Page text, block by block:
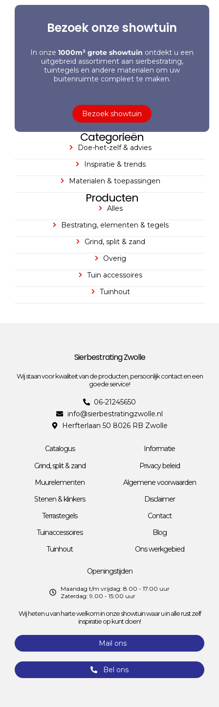
Bezoek onze showtuin
In onze 1000m² grote showtuin ontdekt u een
uitgebreid assortiment aan sierbestrating,
tuintegels en andere materialen om uw
buitenruimte compleet te maken.
Bezoek showtuin
Categorieën
Doe-het-zelf & advies
Inspiratie & trends
Materialen & toepassingen
Producten
Alles
Bestrating, elementen & tegels
Grind, split & zand
Overig
Tuin accessoires
Tuinhout
Sierbestrating Zwolle
Wij staan voor kwaliteit van de producten, persoonlijk contact en een
goede service!
06-21245650
info@sierbestratingzwolle.nl
Herfterlaan 50 8026 RB Zwolle
Catalogus
Grind, split & zand
Muurelementen
Stenen & klinkers
Terrastegels
Tuinaccessoires
Tuinhout
Informatie
Privacy beleid
Algemene voorwaarden
Disclaimer
Contact
Blog
Ons werkgebied
Openingstijden
Maandag t/m vrijdag: 8.00 - 17.00 uur
Zaterdag: 9.00 - 15:00 uur
Wij heten u van harte welkom in onze showtuin waar u in alle rust zelf
inspiratie op kunt doen!
Mail ons
Bel ons